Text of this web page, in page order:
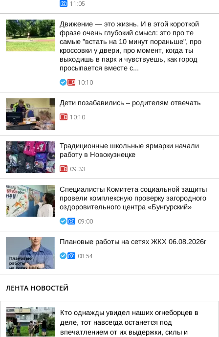
11:05
Движение — это жизнь. И в этой короткой
фразе очень глубокий смысл: это про те
самые "встать на 10 минут пораньше", про
кроссовки у двери, про момент, когда ты
выходишь в парк и чувствуешь, как город
просыпается вместе с...
10:10
Дети позабавились – родителям отвечать
10:10
Традиционные школьные ярмарки начали
работу в Новокузнецке
09:33
Специалисты Комитета социальной защиты
провели комплексную проверку загородного
оздоровительного центра «Бунгурский»
09:00
Плановые работы на сетях ЖКХ 06.08.2026г
08:54
ЛЕНТА НОВОСТЕЙ
Кто однажды увидел наших огнеборцев в
деле, тот навсегда останется под
впечатлением от их выдержки, силы и